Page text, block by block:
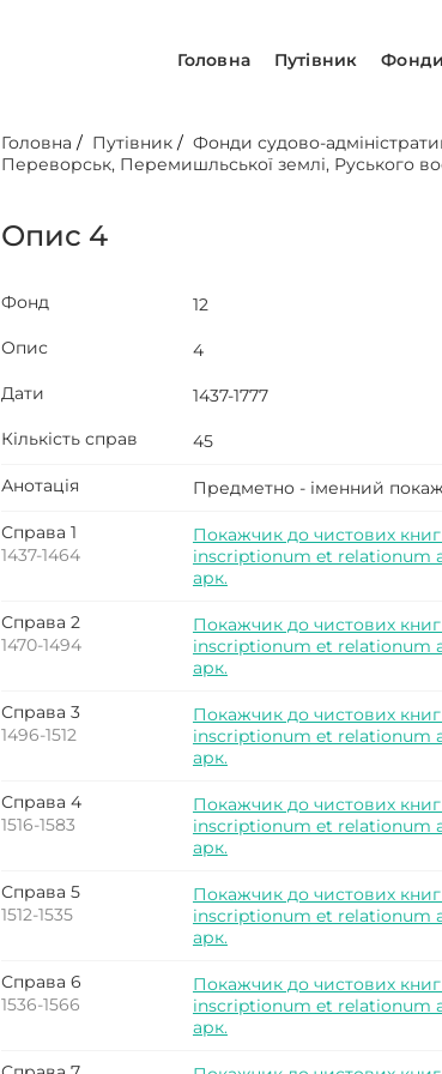
Головна Путівник Фонди
Головна / Путівник /Фонди судово-
Переворськ, Перемишльської землі, Руського
Опис 4
Фонд
12
Опис
4
Дати
1437-1777
Кількість справ
45
Анотація Предметно - іменний
Справа 1
1437-1464
Покажчик до чистових
inscriptionum et relationum
арк.
Справа 2
1470-1494
Покажчик до чистових
inscriptionum et relationum
арк.
Справа 3
1496-1512
Покажчик до чистових
inscriptionum et relationum
арк.
Справа 4
1516-1583
Покажчик до чистових
inscriptionum et relationum
арк.
Справа 5
1512-1535
Покажчик до чистових
inscriptionum et relationum
арк.
Справа 6
1536-1566
Покажчик до чистових
inscriptionum et relationum
арк.